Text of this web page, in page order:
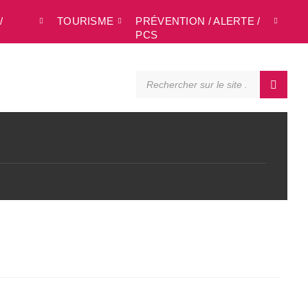
TOURISME
PRÉVENTION / ALERTE /
PCS